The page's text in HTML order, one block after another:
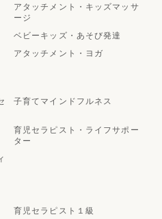
アタッチメント・キッズマッサ
ージ
ベビーキッズ・あそび発達
アタッチメント・ヨガ
子育てマインドフルネス
育児セラピスト・ライフサポー
ター
育児セラピスト１級